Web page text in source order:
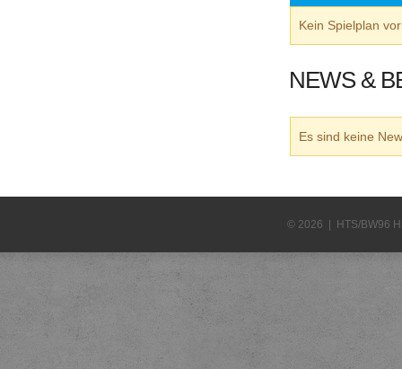
Kein Spielplan
NEWS &
Es sind keine
© 2026 | HTS/BW96